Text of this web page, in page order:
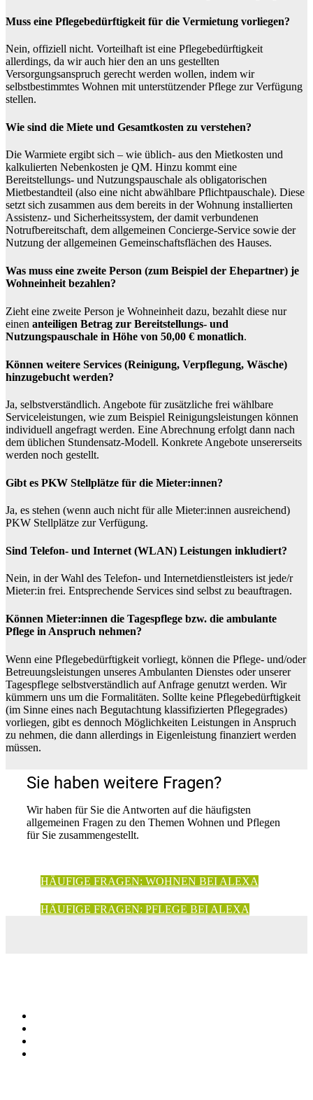
Muss eine Pflegebedürftigkeit für die Vermietung vorliegen?
Nein, offiziell nicht. Vorteilhaft ist eine Pflegebedürftigkeit
allerdings, da wir auch hier den an uns gestellten
Versorgungsanspruch gerecht werden wollen, indem wir
selbstbestimmtes Wohnen mit unterstützender Pflege zur Verfügung
stellen.
Wie sind die Miete und Gesamtkosten zu verstehen?
Die Warmiete ergibt sich – wie üblich- aus den Mietkosten und
kalkulierten Nebenkosten je QM. Hinzu kommt eine
Bereitstellungs- und Nutzungspauschale als obligatorischen
Mietbestandteil (also eine nicht abwählbare Pflichtpauschale). Diese
setzt sich zusammen aus dem bereits in der Wohnung installierten
Assistenz- und Sicherheitssystem, der damit verbundenen
Notrufbereitschaft, dem allgemeinen Concierge-Service sowie der
Nutzung der allgemeinen Gemeinschaftsflächen des Hauses.
Was muss eine zweite Person (zum Beispiel der Ehepartner) je
Wohneinheit bezahlen?
Zieht eine zweite Person je Wohneinheit dazu, bezahlt diese nur
einen anteiligen Betrag zur Bereitstellungs- und
Nutzungspauschale in Höhe von 50,00 € monatlich.
Können weitere Services (Reinigung, Verpflegung, Wäsche)
hinzugebucht werden?
Ja, selbstverständlich. Angebote für zusätzliche frei wählbare
Serviceleistungen, wie zum Beispiel Reinigungsleistungen können
individuell angefragt werden. Eine Abrechnung erfolgt dann nach
dem üblichen Stundensatz-Modell. Konkrete Angebote unsererseits
werden noch gestellt.
Gibt es PKW Stellplätze für die Mieter:innen?
Ja, es stehen (wenn auch nicht für alle Mieter:innen ausreichend)
PKW Stellplätze zur Verfügung.
Sind Telefon- und Internet (WLAN) Leistungen inkludiert?
Nein, in der Wahl des Telefon- und Internetdienstleisters ist jede/r
Mieter:in frei. Entsprechende Services sind selbst zu beauftragen.
Können Mieter:innen die Tagespflege bzw. die ambulante
Pflege in Anspruch nehmen?
Wenn eine Pflegebedürftigkeit vorliegt, können die Pflege- und/oder
Betreuungsleistungen unseres Ambulanten Dienstes oder unserer
Tagespflege selbstverständlich auf Anfrage genutzt werden. Wir
kümmern uns um die Formalitäten. Sollte keine Pflegebedürftigkeit
(im Sinne eines nach Begutachtung klassifizierten Pflegegrades)
vorliegen, gibt es dennoch Möglichkeiten Leistungen in Anspruch
zu nehmen, die dann allerdings in Eigenleistung finanziert werden
müssen.
Sie haben weitere Fragen?
Wir haben für Sie die Antworten auf die häufigsten
allgemeinen Fragen zu den Themen Wohnen und Pflegen
für Sie zusammengestellt.
HÄUFIGE FRAGEN: WOHNEN BEI ALEXA
HÄUFIGE FRAGEN: PFLEGE BEI ALEXA